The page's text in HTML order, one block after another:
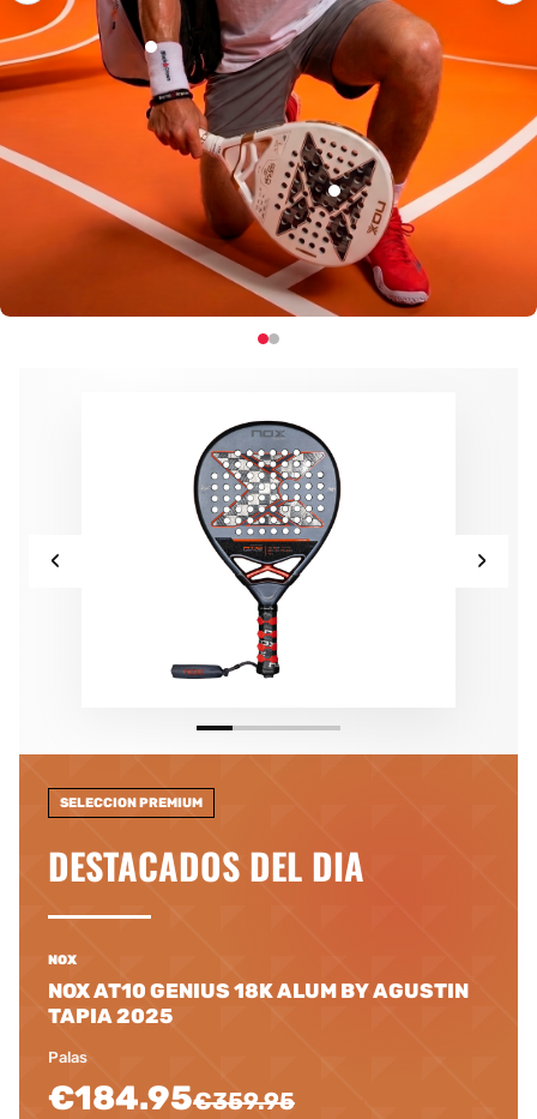
€229.95 -41%
€5.95 €8.95 -34%
‹ ›
SELECCION PREMIUM
DESTACADOS DEL DIA
NOX
NOX AT10 GENIUS 18K ALUM BY AGUSTIN
TAPIA 2025
Palas
€184.95€359.95